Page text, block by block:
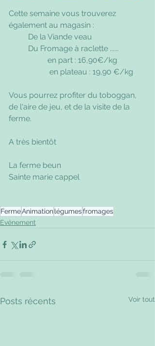
Cette semaine vous trouverez
également au magasin :
	De la Viande veau
	Du Fromage à raclette ......
en part : 16,90€/kg
		 en plateau : 19,90 €/kg
Vous pourrez profiter du toboggan,
de l'aire de jeu, et de la visite de la
ferme.
A très bientôt
La ferme beun
Sainte marie cappel
FermeAnimationlégumesfromages
Evénement
Posts récents Voir tout